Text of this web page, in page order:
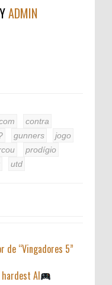
ADMIN
contra
gunners
jogo
prodígio
utd
“Vingadores 5”
hardest AI